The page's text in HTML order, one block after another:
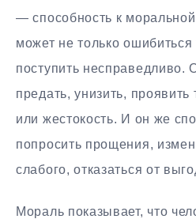
— способность к
может не только ошибиться
поступить несправедливо.
предать, унизить,
или жестокость. И он же
попросить прощения,
слабого, отказаться от
Мораль показывает, что